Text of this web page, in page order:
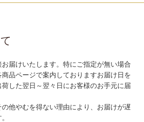
届けいたします。特にご指定が無い場合
品ページで案内しておりますお届け日を
した翌日～翌々日にお客様のお手元に届
他やむを得ない理由により、お届けが遅